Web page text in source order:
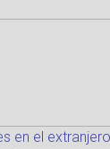
en el extranjero